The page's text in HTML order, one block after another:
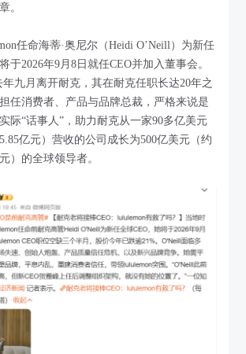
。
任命海蒂·奥尼尔（Heidi O’Neill）为新任
于2026年9月8日就任CEO并加入董事会。
年九月离开耐克，其在耐克任职长达20年之
任消费者、产品与品牌总裁，严格来说是
际“话事人”，助力耐克从一家90多亿美元
亿元）营收的公司成长为500亿美元（约
）的全球领导者。